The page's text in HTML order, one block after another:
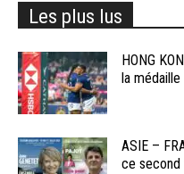
Les plus lus
HONG
la médaille
ASIE –
ce second